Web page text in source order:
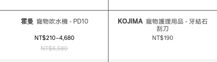
霍曼 寵物吹水機 - PD10
NT$210~4,680
NT$6,580
KOJIMA
刮刀
NT$190